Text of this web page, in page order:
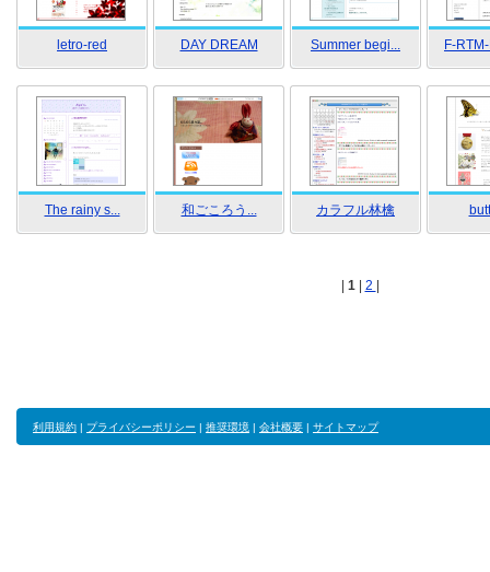
letro-red DAY DREAM Summer begi... F-
The rainy s... 和ごころう... カラフル林檎
1 2
利用規約 | プライバシーポリシー | 推奨環境 | 会社概要 | サイトマップ